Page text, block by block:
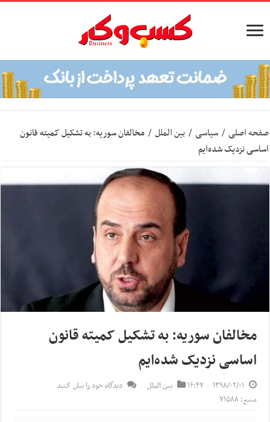
صفحه اصلی / سیاسی / بین الملل / مخالفان سوریه: به تشکیل کمیته قانون
اساسی نزدیک شده‌ایم
مخالفان سوریه: به تشکیل کمیته قانون
اساسی نزدیک شده‌ایم
۱۳۹۸/۰۲/۰۱ ۱۶:۴۷ بین الملل
دیدگاه خود را بیان کنید
منبع: ۷۱۵۸۸